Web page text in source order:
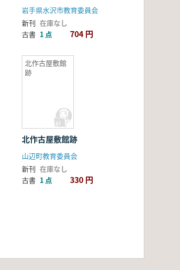
岩手県水沢市教育委員会
新刊 在庫なし
古書 1 点 704 円
北作古屋敷館
跡
北作古屋敷館跡
山辺町教育委員会
新刊 在庫なし
古書 1 点 330 円